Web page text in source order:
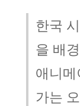
한국
을 배
애니
가는